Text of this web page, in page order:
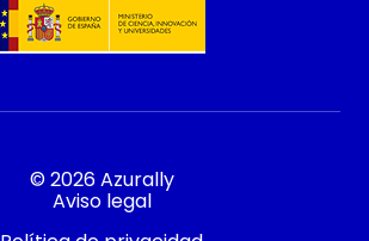
© 2026 Azurally
Aviso legal